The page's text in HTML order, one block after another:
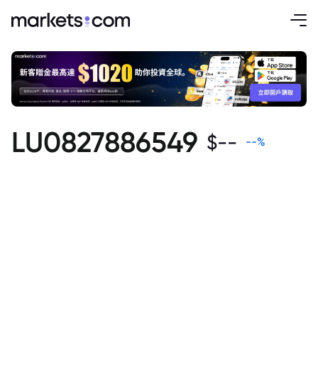
LU0827886549 $-- --%